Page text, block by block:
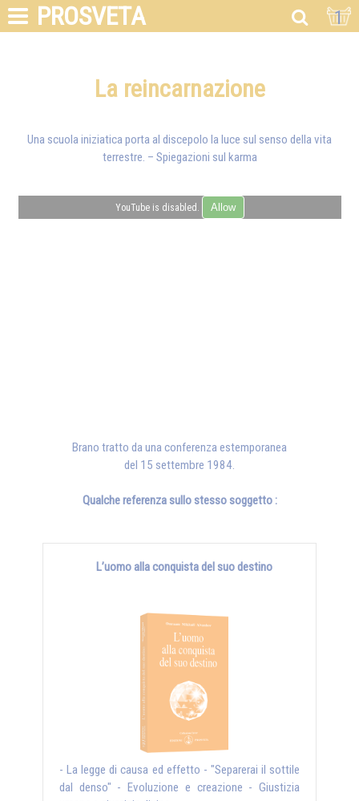
PROSVETA 1
La reincarnazione
Una scuola iniziatica porta al discepolo la luce sul senso della vita
terrestre. – Spiegazioni sul karma
YouTube is disabled. Allow
Brano tratto da una conferenza estemporanea
del 15 settembre 1984.
Qualche referenza sullo stesso soggetto :
L’uomo alla conquista del suo destino
- La legge di causa ed effetto - "Separerai il sottile
dal denso" - Evoluzione e creazione - Giustizia